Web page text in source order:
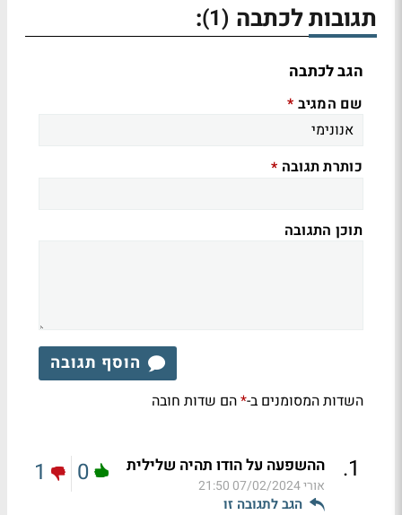
תגובות לכתבה (1)
:
הגב לכתבה
שם המגיב *
כותרת תגובה *
תוכן התגובה
הוסף תגובה
השדות המסומנים ב-*הם שדות חובה
1
. ההשפעה על הודו תהיה שלילית
אורי07/02/2024 21:50
הגב לתגובה זו
0
1